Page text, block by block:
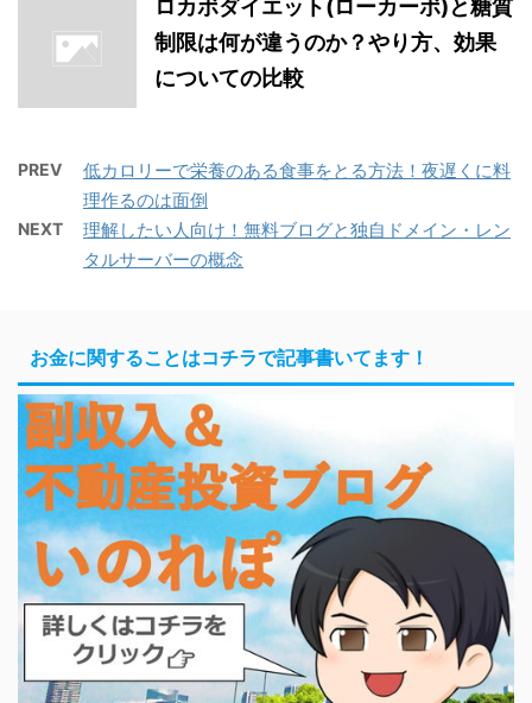
ロカボダイエット(ローカーボ)と糖質
制限は何が違うのか？やり方、効果
についての比較
PREV
低カロリーで栄養のある食事をとる方法！夜遅くに料
理作るのは面倒
NEXT
理解したい人向け！無料ブログと独自ドメイン・レン
タルサーバーの概念
お金に関することはコチラで記事書いてます！